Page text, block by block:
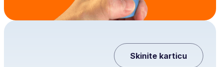
Skinite karticu